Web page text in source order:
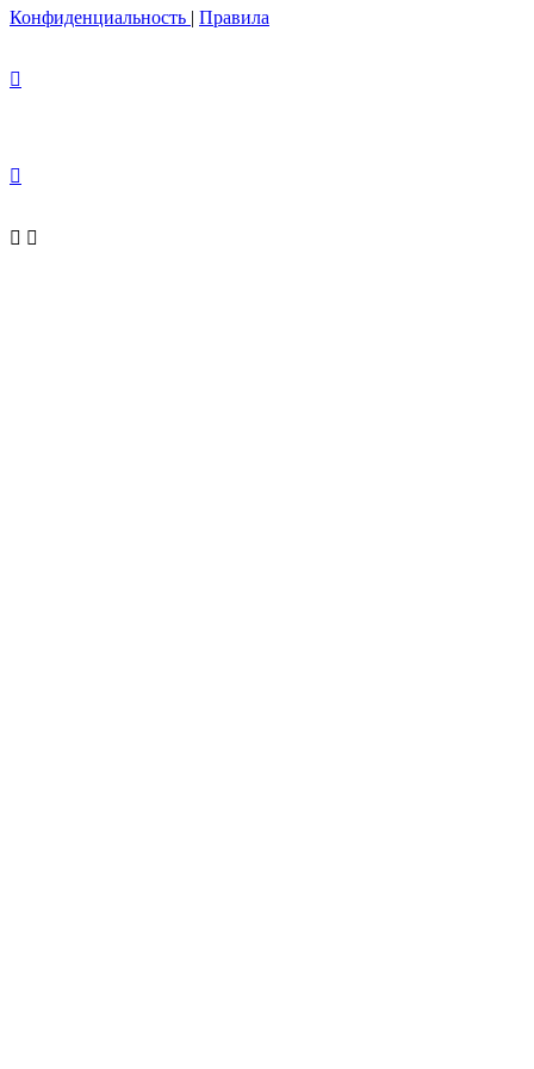
Конфиденциальность | Правила